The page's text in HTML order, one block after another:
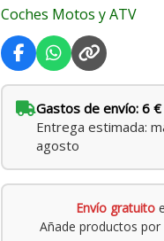
Coches Motos y ATV
Gastos de envío: 6 €
Entrega estimada:
agosto
Envío gratuito
Añade productos